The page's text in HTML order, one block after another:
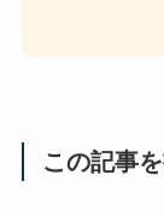
この記事